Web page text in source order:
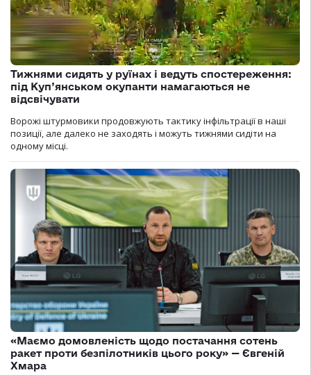
Тижнями сидять у руїнах і ведуть спостереження:
під Куп’янськом окупанти намагаються не
відсвічувати
Ворожі штурмовики продовжують тактику інфільтрації в наші
позиції, але далеко не заходять і можуть тижнями сидіти на
одному місці.
«Маємо домовленість щодо постачання сотень
ракет проти безпілотників цього року» — Євгеній
Хмара